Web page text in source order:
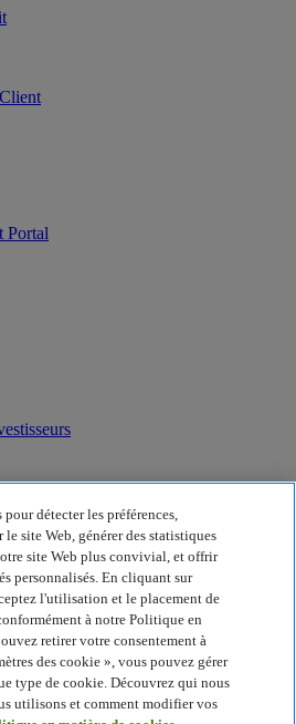
Portal
de l'entreprise
produit
détecter les préférences,
site Web, générer des statistiques
site Web plus convivial, et offrir
personnalisés. En cliquant sur
l'utilisation et le placement de
à notre Politique en
retirer votre consentement à
des cookie », vous pouvez gérer
type de cookie. Découvrez qui nous
utilisons et comment modifier vos